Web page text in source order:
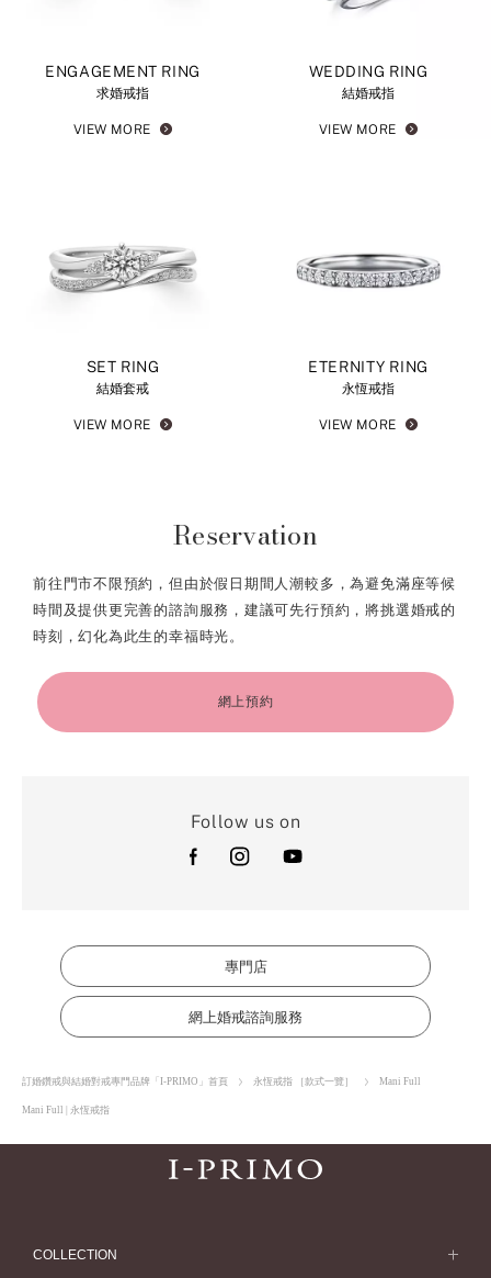
ENGAGEMENT RING
求婚戒指
VIEW MORE
WEDDING RING
結婚戒指
VIEW MORE
SET RING
結婚套戒
VIEW MORE
ETERNITY RING
永恆戒指
VIEW MORE
Reservation
前往門市不限預約，但由於假日期間人潮較多，為避免滿座等候
時間及提供更完善的諮詢服務，建議可先行預約，將挑選婚戒的
時刻，幻化為此生的幸福時光。
網上預約
Follow us on
專門店
網上婚戒諮詢服務
訂婚鑽戒與結婚對戒專門品牌「I-PRIMO」首頁 永恆戒指 ［款式一覽］ Mani Full
Mani Full | 永恆戒指
COLLECTION